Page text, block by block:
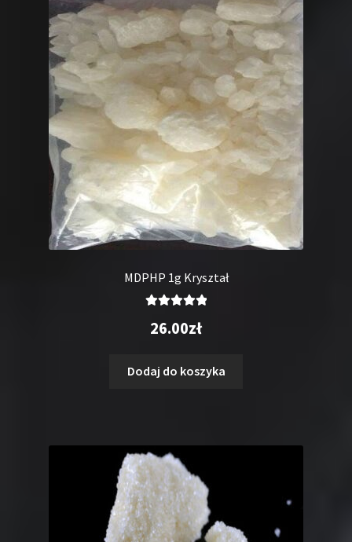
MDPHP 1g Kryształ
5.00na 5
26.00zł
Dodaj do koszyka